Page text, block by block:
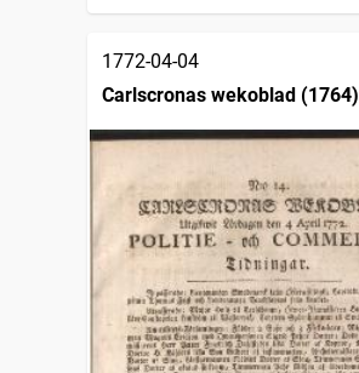
1772-04-04
Carlscronas wekoblad (1764)